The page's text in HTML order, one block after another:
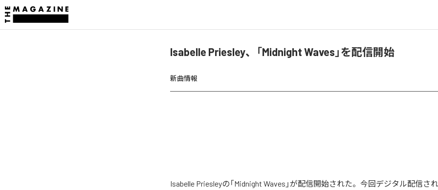
Isabelle Priesley、「Midnight Waves」を配信開始
新曲情報
Isabelle Priesleyの「Midnight Waves」が配信開始された。今回デジタル配信さ